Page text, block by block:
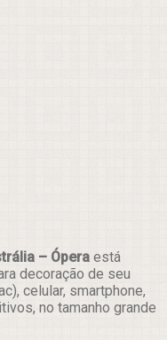
– Ópera está
decoração de seu
celular, smartphone,
no tamanho grande